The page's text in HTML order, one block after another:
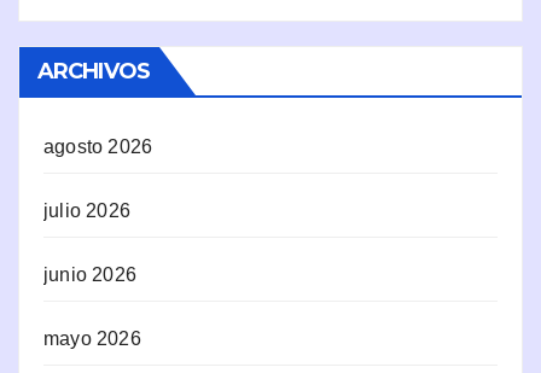
ARCHIVOS
agosto 2026
julio 2026
junio 2026
mayo 2026